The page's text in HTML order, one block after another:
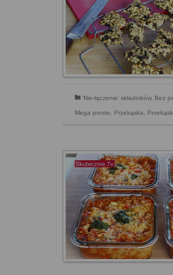
'Nie-łączenie' składników, Bez
Mega proste, Przekąska,